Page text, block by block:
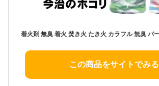
この商品をサイトでみる